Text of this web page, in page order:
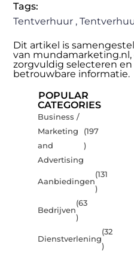
Tags:
Tentverhuur ,
Dit artikel is
van
zorgvuldig selecteren
betrouwbare informatie.
POPULAR
CATEGORIES
Business /
Marketing
and
Advertising
(197
)
Aanbiedingen
(131
)
Bedrijven
(63
)
Dienstverlening
(32
)